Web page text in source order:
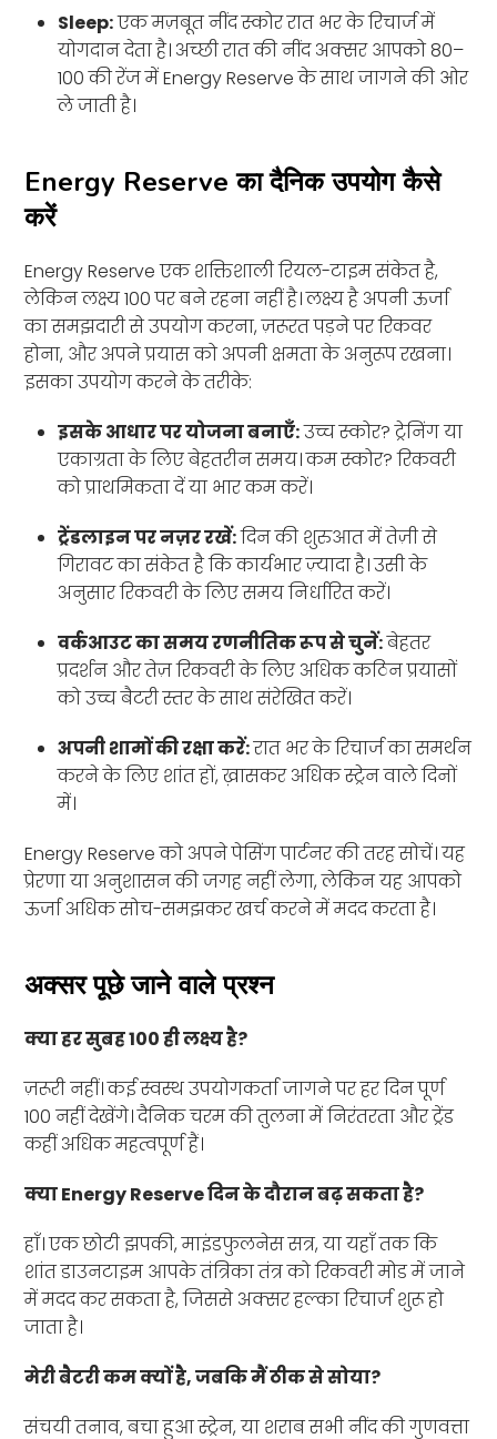
Sleep:एक मज़बूत नींद स्कोर रात भर के रिचार्ज में
योगदान देता है। अच्छी रात की नींद अक्सर आपको 80–
100 की रेंज में Energy Reserve के साथ जागने की ओर
ले जाती है।
Energy Reserve का दैनिक उपयोग कैसे
करें
Energy Reserve एक शक्तिशाली रियल-टाइम संकेत है,
लेकिन लक्ष्य 100 पर बने रहना नहीं है। लक्ष्य है अपनी ऊर्जा
का समझदारी से उपयोग करना, ज़रूरत पड़ने पर रिकवर
होना, और अपने प्रयास को अपनी क्षमता के अनुरूप रखना।
इसका उपयोग करने के तरीके:
इसके आधार पर योजना बनाएँ:उच्च स्कोर? ट्रेनिंग या
एकाग्रता के लिए बेहतरीन समय। कम स्कोर? रिकवरी
को प्राथमिकता दें या भार कम करें।
ट्रेंडलाइन पर नज़र रखें:दिन की शुरुआत में तेज़ी से
गिरावट का संकेत है कि कार्यभार ज़्यादा है। उसी के
अनुसार रिकवरी के लिए समय निर्धारित करें।
वर्कआउट का समय रणनीतिक रूप से चुनें:बेहतर
प्रदर्शन और तेज़ रिकवरी के लिए अधिक कठिन प्रयासों
को उच्च बैटरी स्तर के साथ संरेखित करें।
अपनी शामों की रक्षा करें:रात भर के रिचार्ज का समर्थन
करने के लिए शांत हों, ख़ासकर अधिक स्ट्रेन वाले दिनों
में।
Energy Reserve को अपने पेसिंग पार्टनर की तरह सोचें। यह
प्रेरणा या अनुशासन की जगह नहीं लेगा, लेकिन यह आपको
ऊर्जा अधिक सोच-समझकर खर्च करने में मदद करता है।
अक्सर पूछे जाने वाले प्रश्न
क्या हर सुबह 100 ही लक्ष्य है?
ज़रूरी नहीं। कई स्वस्थ उपयोगकर्ता जागने पर हर दिन पूर्ण
100 नहीं देखेंगे। दैनिक चरम की तुलना में निरंतरता और ट्रेंड
कहीं अधिक महत्वपूर्ण हैं।
क्या Energy Reserve दिन के दौरान बढ़ सकता है?
हाँ। एक छोटी झपकी, माइंडफुलनेस सत्र, या यहाँ तक कि
शांत डाउनटाइम आपके तंत्रिका तंत्र को रिकवरी मोड में जाने
में मदद कर सकता है, जिससे अक्सर हल्का रिचार्ज शुरू हो
जाता है।
मेरी बैटरी कम क्यों है, जबकि मैं ठीक से सोया?
संचयी तनाव, बचा हुआ स्ट्रेन, या शराब सभी नींद की गुणवत्ता